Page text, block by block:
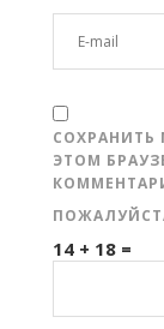
СОХРАНИТЬ
ЭТОМ
14 + 18 =